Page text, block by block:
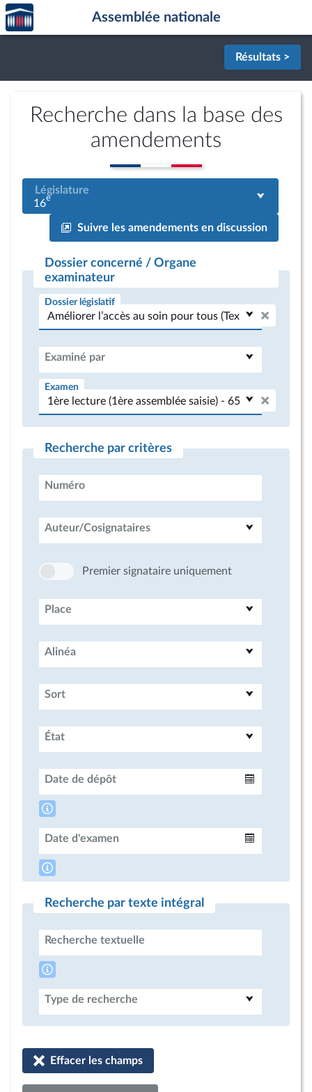
Aller au contenu
Aller en bas de la page
Accèder
à la
page
Assemblée nationale
Résultats >
Recherche dans la base des
amendements
Législature
16e
Suivre les amendements en discussion
Dossier concerné / Organe
examinateur
Dossier législatif
Examiné par
Examen
Recherche par critères
Numéro
Auteur/Cosignataires
Premier signataire uniquement
Place
Alinéa
Sort
État
Date de dépôt
Date d'examen
Recherche par texte intégral
Recherche textuelle
Type de recherche
Effacer les champs